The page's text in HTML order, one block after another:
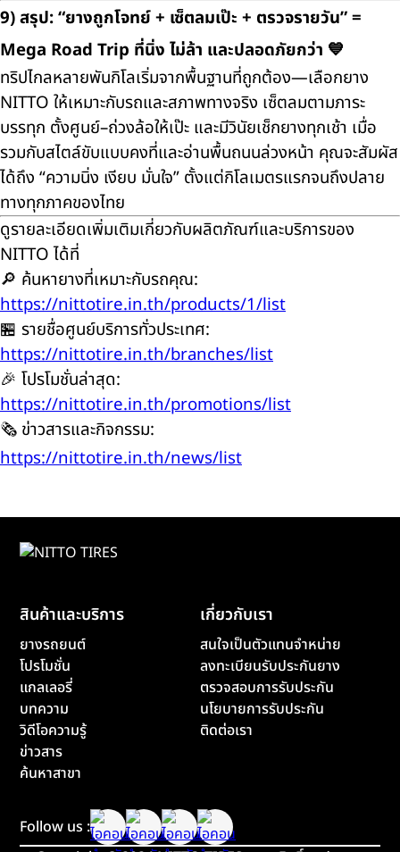
9) สรุป: “ยางถูกโจทย์ + เซ็ตลมเป๊ะ + ตรวจรายวัน” =
Mega Road Trip ที่นิ่ง ไม่ล้า และปลอดภัยกว่า 💙
ทริปไกลหลายพันกิโลเริ่มจากพื้นฐานที่ถูกต้อง—เลือกยาง
NITTO ให้เหมาะกับรถและสภาพทางจริง เซ็ตลมตามภาระ
บรรทุก ตั้งศูนย์–ถ่วงล้อให้เป๊ะ และมีวินัยเช็กยางทุกเช้า เมื่อ
รวมกับสไตล์ขับแบบคงที่และอ่านพื้นถนนล่วงหน้า คุณจะสัมผัส
ได้ถึง “ความนิ่ง เงียบ มั่นใจ” ตั้งแต่กิโลเมตรแรกจนถึงปลาย
ทางทุกภาคของไทย
ดูรายละเอียดเพิ่มเติมเกี่ยวกับผลิตภัณฑ์และบริการของ
NITTO ได้ที่
🔎 ค้นหายางที่เหมาะกับรถคุณ:
https://nittotire.in.th/products/1/list
🏪 รายชื่อศูนย์บริการทั่วประเทศ:
https://nittotire.in.th/branches/list
🎉 โปรโมชั่นล่าสุด:
https://nittotire.in.th/promotions/list
🗞️ ข่าวสารและกิจกรรม:
https://nittotire.in.th/news/list
สินค้าและบริการ
ยางรถยนต์
โปรโมชั่น
แกลเลอรี่
บทความ
วิดีโอความรู้
ข่าวสาร
ค้นหาสาขา
เกี่ยวกับเรา
สนใจเป็นตัวแทนจำหน่าย
ลงทะเบียนรับประกันยาง
ตรวจสอบการรับประกัน
นโยบายการรับประกัน
ติดต่อเรา
Follow us :